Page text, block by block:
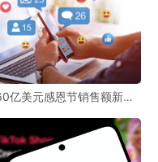
仍会向所有人显示识别信
是 5 月 25 日生效的欧
盟的新规定要求公司加密
亿美元感恩节销售额新纪
新风潮！